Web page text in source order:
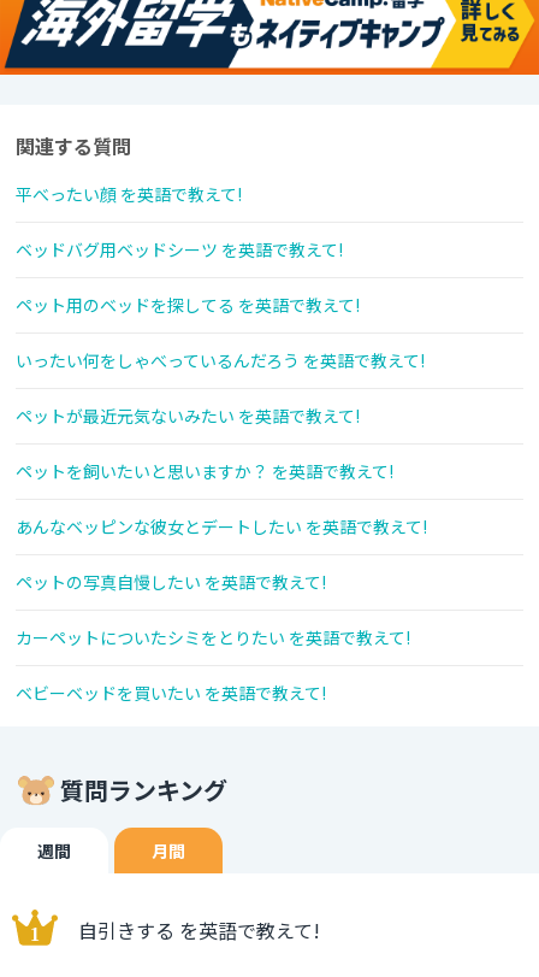
関連する質問
平べったい顔 を英語で教えて!
ベッドバグ用ベッドシーツ を英語で教えて!
ペット用のベッドを探してる を英語で教えて!
いったい何をしゃべっているんだろう を英語で教えて!
ペットが最近元気ないみたい を英語で教えて!
ペットを飼いたいと思いますか？ を英語で教えて!
あんなベッピンな彼女とデートしたい を英語で教えて!
ペットの写真自慢したい を英語で教えて!
カーペットについたシミをとりたい を英語で教えて!
ベビーベッドを買いたい を英語で教えて!
質問ランキング
週間 月間
自引きする を英語で教えて!